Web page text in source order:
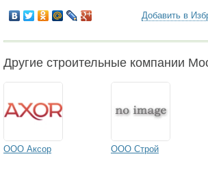
Добавить в
Другие строительные компании
ООО Аксор ООО Строй